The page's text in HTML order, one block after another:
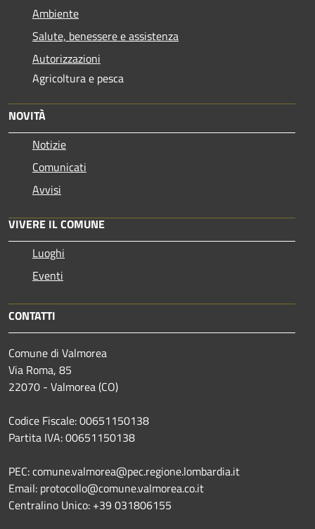
Ambiente
Salute, benessere e assistenza
Autorizzazioni
Agricoltura e pesca
NOVITÀ
Notizie
Comunicati
Avvisi
VIVERE IL COMUNE
Luoghi
Eventi
CONTATTI
Comune di Valmorea
Via Roma, 85
22070 - Valmorea (CO)
Codice Fiscale: 00651150138
Partita IVA: 00651150138
PEC: comune.valmorea@pec.regione.lombardia.it
Email: protocollo@comune.valmorea.co.it
Centralino Unico: +39 031806155